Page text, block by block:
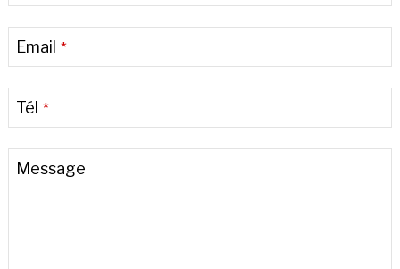
Email *
Tél *
Message